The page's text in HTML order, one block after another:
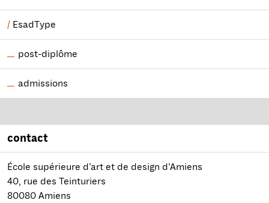
EsadType
post-diplôme
admissions
contact
École supérieure d’art et de design d’Amiens
40, rue des Teinturiers
80080 Amiens